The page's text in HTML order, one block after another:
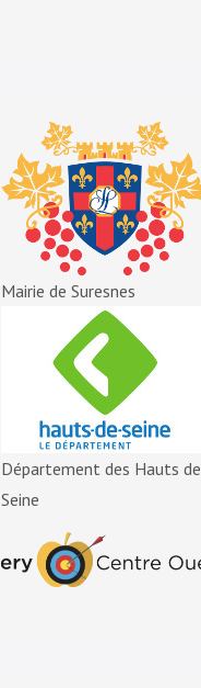
Mairie de Suresnes
Département des Hauts de
Seine